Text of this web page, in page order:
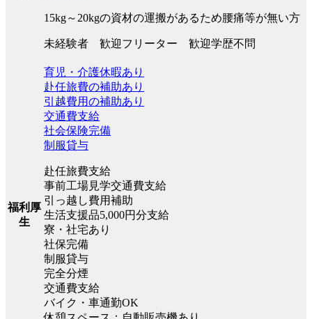
15kg～20kgの資材の運搬があるため腰痛等が無い方
未経験者 歓迎フリーター 歓迎学歴不問
福利厚
生
育児・介護休暇あり
赴任旅費の補助あり
引越費用の補助あり
交通費支給
社会保険完備
制服貸与
赴任旅費支給
事前工場見学交通費支給
引っ越し費用補助
生活支援品5,000円分支給
寮・社宅あり
社保完備
制服貸与
完全分煙
交通費支給
バイク・車通勤OK